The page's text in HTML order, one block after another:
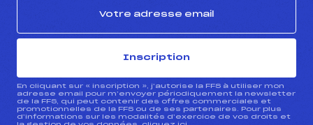
Inscription
En cliquant sur « inscription », j’autorise la FFS à utiliser mon
adresse email pour m’envoyer périodiquement la newsletter
de la FFS, qui peut contenir des offres commerciales et
promotionnelles de la FFS ou de ses partenaires. Pour plus
d’informations sur les modalités d’exercice de vos droits et